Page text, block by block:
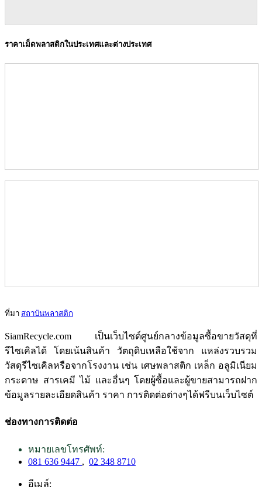
ราคาเม็ดพลาสติกในประเทศและต่างประเทศ
ที่มา สถาบันพลาสติก
SiamRecycle.com เป็นเว็บไซต์ศูนย์กลางข้อมูลซื้อขายวัสดุที่
รีไซเคิลได้ โดยเน้นสินค้า วัตถุดิบเหลือใช้จาก แหล่งรวบรวม
วัสดุรีไซเคิลหรือจากโรงงาน เช่น เศษพลาสติก เหล็ก อลูมิเนียม
กระดาษ สารเคมี ไม้ และอื่นๆ โดยผู้ซื้อและผู้ขายสามารถฝาก
ข้อมูลรายละเอียดสินค้า ราคา การติดต่อต่างๆได้ฟรีบนเว็บไซต์
ช่องทางการติดต่อ
หมายเลขโทรศัพท์:
081 636 9447 , 02 348 8710
อีเมล์: